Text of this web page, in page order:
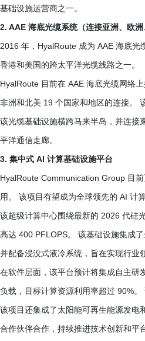
基础设施运营商之一。
2. AAE 海底光缆系统（连接亚洲、欧洲
2016 年，HyalRoute 成为 AAE 海底
香港和美国的跨太平洋光缆线路之一。
HyalRoute 目前在 AAE 海底光缆网络
非洲和北美 19 个国家和地区的连接。
该光缆基础设施横跨马来半岛，并连接
平洋通信走廊。
3. 集中式 AI 计算基础设施平台
HyalRoute Communication Group 目
用。 该项目有望成为全球领先的 AI 计
该超级计算中心围绕最新的 2026 代硅
高达 400 PFLOPS。 该基础设施集成
并配备浸没式液冷系统，旨在实现行业
在软件层面，该平台预计将集成自主研
负载，目标计算资源利用率超过 90%
该项目还集成了太阳能可再生能源发电
合作伙伴合作，持续推进技术创新和平